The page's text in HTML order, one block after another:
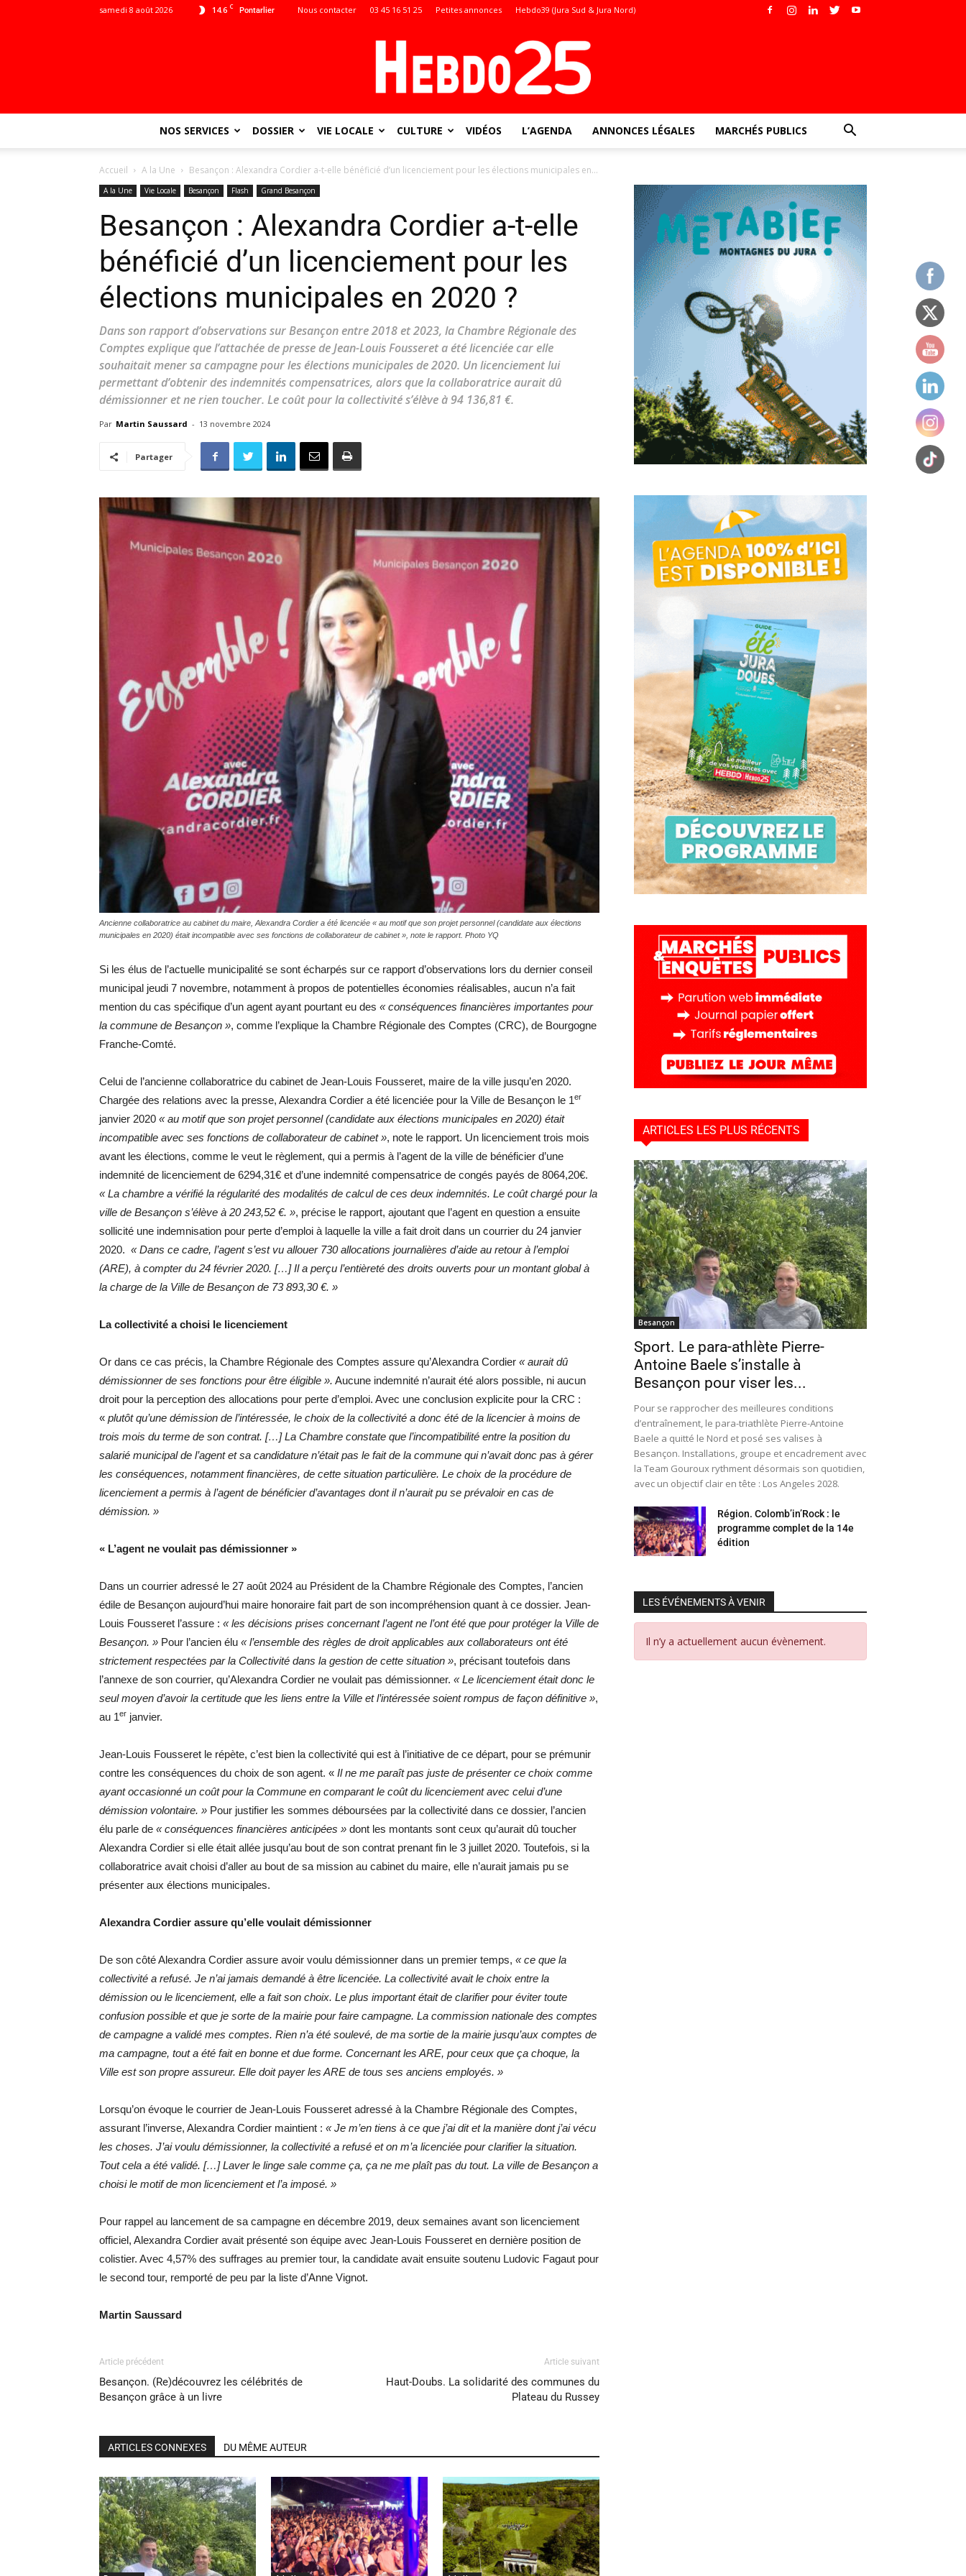
14.6 C Pontarlier
samedi 8 août 2026 Nous contacter 03 45 16 51 25 Petites annonces Hebdo39 (Jura Sud & Jura Nord)
toute
Hebdo25
NOS SERVICES DOSSIER VIE LOCALE CULTURE VIDÉOS L’AGENDA ANNONCES LÉGALES MARCHÉS PUBLICS
Accueil A la Une Besançon : Alexandra Cordier a-t-elle bénéficié d’un licenciement pour les élections municipales en...
A la Une Vie Locale Besançon Flash Grand Besançon
Besançon : Alexandra Cordier a-t-elle
bénéficié d’un licenciement pour les
élections municipales en 2020 ?
Dans son rapport d’observations sur Besançon entre 2018 et 2023, la Chambre Régionale des
Comptes explique que l’attachée de presse de Jean-Louis Fousseret a été licenciée car elle
souhaitait mener sa campagne pour les élections municipales de 2020. Un licenciement lui
permettant d’obtenir des indemnités compensatrices, alors que la collaboratrice aurait dû
démissionner et ne rien toucher. Le coût pour la collectivité s’élève à 94 136,81 €.
Par Martin Saussard - 13 novembre 2024
Partager
Ancienne collaboratrice au cabinet du maire, Alexandra Cordier a été licenciée « au motif que son projet personnel (candidate aux élections
municipales en 2020) était incompatible avec ses fonctions de collaborateur de cabinet », note le rapport. Photo YQ
Si les élus de l’actuelle municipalité se sont écharpés sur ce rapport d’observations lors du dernier conseil
municipal jeudi 7 novembre, notamment à propos de potentielles économies réalisables, aucun n’a fait
mention du cas spécifique d’un agent ayant pourtant eu des « conséquences financières importantes pour
la commune de Besançon », comme l’explique la Chambre Régionale des Comptes (CRC), de Bourgogne
Franche-Comté.
Celui de l’ancienne collaboratrice du cabinet de Jean-Louis Fousseret, maire de la ville jusqu’en 2020.
Chargée des relations avec la presse, Alexandra Cordier a été licenciée pour la Ville de Besançon le 1er
janvier 2020 « au motif que son projet personnel (candidate aux élections municipales en 2020) était
incompatible avec ses fonctions de collaborateur de cabinet », note le rapport. Un licenciement trois mois
avant les élections, comme le veut le règlement, qui a permis à l’agent de la ville de bénéficier d’une
indemnité de licenciement de 6294,31€ et d’une indemnité compensatrice de congés payés de 8064,20€.
« La chambre a vérifié la régularité des modalités de calcul de ces deux indemnités. Le coût chargé pour la
ville de Besançon s’élève à 20 243,52 €. », précise le rapport, ajoutant que l’agent en question a ensuite
sollicité une indemnisation pour perte d’emploi à laquelle la ville a fait droit dans un courrier du 24 janvier
2020. « Dans ce cadre, l’agent s’est vu allouer 730 allocations journalières d’aide au retour à l’emploi
(ARE), à compter du 24 février 2020. […] Il a perçu l’entièreté des droits ouverts pour un montant global à
la charge de la Ville de Besançon de 73 893,30 €. »
La collectivité a choisi le licenciement
Or dans ce cas précis, la Chambre Régionale des Comptes assure qu’Alexandra Cordier « aurait dû
démissionner de ses fonctions pour être éligible ». Aucune indemnité n’aurait été alors possible, ni aucun
droit pour la perception des allocations pour perte d’emploi. Avec une conclusion explicite pour la CRC :
« plutôt qu’une démission de l’intéressée, le choix de la collectivité a donc été de la licencier à moins de
trois mois du terme de son contrat. […] La Chambre constate que l’incompatibilité entre la position du
salarié municipal de l’agent et sa candidature n’était pas le fait de la commune qui n’avait donc pas à gérer
les conséquences, notamment financières, de cette situation particulière. Le choix de la procédure de
licenciement a permis à l’agent de bénéficier d’avantages dont il n’aurait pu se prévaloir en cas de
démission. »
« L’agent ne voulait pas démissionner »
Dans un courrier adressé le 27 août 2024 au Président de la Chambre Régionale des Comptes, l’ancien
édile de Besançon aujourd’hui maire honoraire fait part de son incompréhension quant à ce dossier. Jean-
Louis Fousseret l’assure : « les décisions prises concernant l’agent ne l’ont été que pour protéger la Ville de
Besançon. » Pour l’ancien élu « l’ensemble des règles de droit applicables aux collaborateurs ont été
strictement respectées par la Collectivité dans la gestion de cette situation », précisant toutefois dans
l’annexe de son courrier, qu’Alexandra Cordier ne voulait pas démissionner. « Le licenciement était donc le
seul moyen d’avoir la certitude que les liens entre la Ville et l’intéressée soient rompus de façon définitive »,
au 1er janvier.
Jean-Louis Fousseret le répète, c’est bien la collectivité qui est à l’initiative de ce départ, pour se prémunir
contre les conséquences du choix de son agent. « Il ne me paraît pas juste de présenter ce choix comme
ayant occasionné un coût pour la Commune en comparant le coût du licenciement avec celui d’une
démission volontaire. » Pour justifier les sommes déboursées par la collectivité dans ce dossier, l’ancien
élu parle de « conséquences financières anticipées » dont les montants sont ceux qu’aurait dû toucher
Alexandra Cordier si elle était allée jusqu’au bout de son contrat prenant fin le 3 juillet 2020. Toutefois, si la
collaboratrice avait choisi d’aller au bout de sa mission au cabinet du maire, elle n’aurait jamais pu se
présenter aux élections municipales.
Alexandra Cordier assure qu’elle voulait démissionner
De son côté Alexandra Cordier assure avoir voulu démissionner dans un premier temps, « ce que la
collectivité a refusé. Je n’ai jamais demandé à être licenciée. La collectivité avait le choix entre la
démission ou le licenciement, elle a fait son choix. Le plus important était de clarifier pour éviter toute
confusion possible et que je sorte de la mairie pour faire campagne. La commission nationale des comptes
de campagne a validé mes comptes. Rien n’a été soulevé, de ma sortie de la mairie jusqu’aux comptes de
ma campagne, tout a été fait en bonne et due forme. Concernant les ARE, pour ceux que ça choque, la
Ville est son propre assureur. Elle doit payer les ARE de tous ses anciens employés. »
Lorsqu’on évoque le courrier de Jean-Louis Fousseret adressé à la Chambre Régionale des Comptes,
assurant l’inverse, Alexandra Cordier maintient : « Je m’en tiens à ce que j’ai dit et la manière dont j’ai vécu
les choses. J’ai voulu démissionner, la collectivité a refusé et on m’a licenciée pour clarifier la situation.
Tout cela a été validé. […] Laver le linge sale comme ça, ça ne me plaît pas du tout. La ville de Besançon a
choisi le motif de mon licenciement et l’a imposé. »
Pour rappel au lancement de sa campagne en décembre 2019, deux semaines avant son licenciement
officiel, Alexandra Cordier avait présenté son équipe avec Jean-Louis Fousseret en dernière position de
colistier. Avec 4,57% des suffrages au premier tour, la candidate avait ensuite soutenu Ludovic Fagaut pour
le second tour, remporté de peu par la liste d’Anne Vignot.
Martin Saussard
Article précédent
Besançon. (Re)découvrez les célébrités de
Besançon grâce à un livre
Article suivant
Haut-Doubs. La solidarité des communes du
Plateau du Russey
ARTICLES CONNEXES DU MÊME AUTEUR
ARTICLES LES PLUS RÉCENTS
Besançon
Sport. Le para-athlète Pierre-
Antoine Baele s’installe à
Besançon pour viser les...
Pour se rapprocher des meilleures conditions
d’entraînement, le para-triathlète Pierre-Antoine
Baele a quitté le Nord et posé ses valises à
Besançon. Installations, groupe et encadrement avec
la Team Gouroux rythment désormais son quotidien,
avec un objectif clair en tête : Los Angeles 2028.
Région. Colomb’in’Rock : le
programme complet de la 14e
édition
LES ÉVÉNEMENTS À VENIR
Il n’y a actuellement aucun évènement.